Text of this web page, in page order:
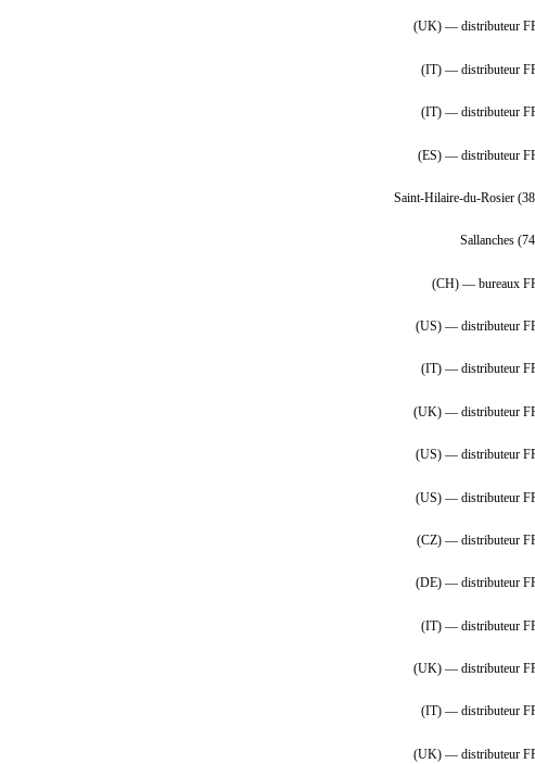
(UK) — distributeur
(IT) — distributeur
(IT) — distributeur
(ES) — distributeur
Saint-Hilaire-du-Rosier
Sallanches
(CH) — bureaux
(US) — distributeur
(IT) — distributeur
(UK) — distributeur
(US) — distributeur
(US) — distributeur
(CZ) — distributeur
(DE) — distributeur
(IT) — distributeur
(UK) — distributeur
(IT) — distributeur
(UK) — distributeur